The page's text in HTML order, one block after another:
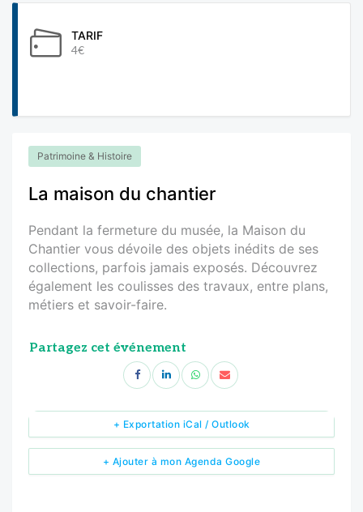
TARIF
4€
Patrimoine & Histoire
La maison du chantier
Pendant la fermeture du musée, la Maison du
Chantier vous dévoile des objets inédits de ses
collections, parfois jamais exposés. Découvrez
également les coulisses des travaux, entre plans,
métiers et savoir-faire.
Partagez cet événement
+ Ajouter à mon Agenda Google
+ Exportation iCal / Outlook